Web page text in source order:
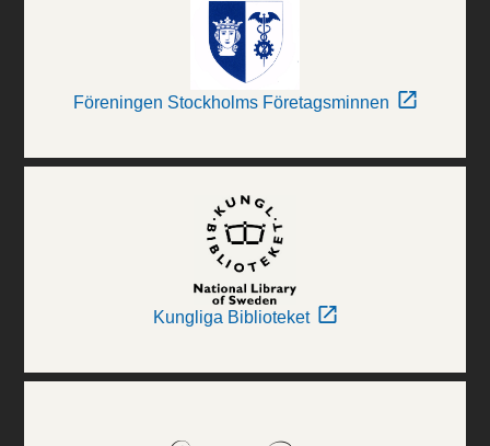
Föreningen Stockholms Företagsminnen
Kungliga Biblioteket